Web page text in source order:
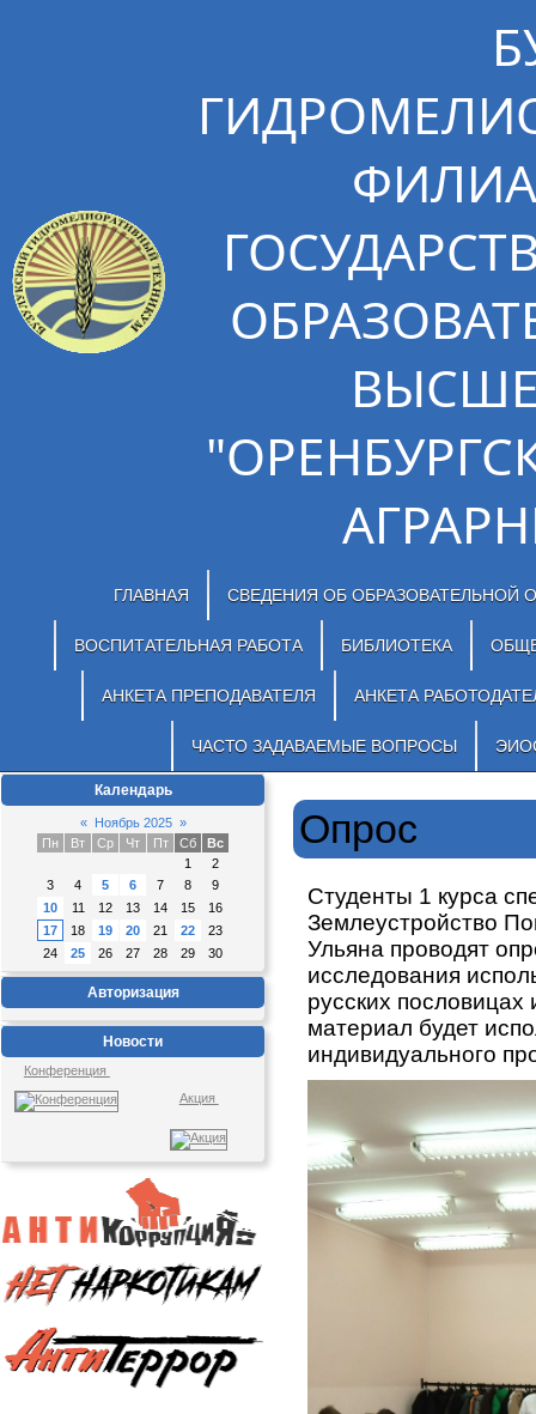
ГЛАВНАЯ СВЕДЕНИЯ ОБ ОБРАЗОВАТЕЛЬНОЙ
ВОСПИТАТЕЛЬНАЯ РАБОТА БИБЛИОТЕКА
АНКЕТА ПРЕПОДАВАТЕЛЯ АНКЕТА
ЧАСТО ЗАДАВАЕМЫЕ ВОПРОСЫ
Календарь
« Ноябрь 2025 »
Пн
Вт Ср Чт Пт Сб
Вс
1
2
3
4 5 6 7 8
9
10
11 12 13 14 15
16
17
18 19 20 21 22
23
24
25 26 27 28 29 30
Авторизация
Новости
Конференция
Акция
Опрос
Студенты 1 курса
Землеустройство
Ульяна проводят
исследования
русских
материал будет
индивидуального